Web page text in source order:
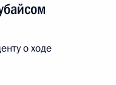
о ходе